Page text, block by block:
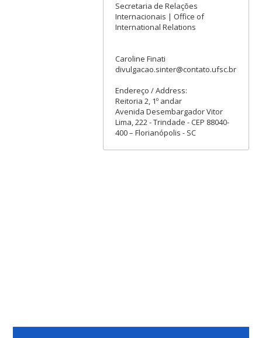
Secretaria de Relações
Internacionais | Office of
International Relations
Caroline Finati
divulgacao.sinter@contato.ufsc.br
Endereço / Address:
Reitoria 2, 1º andar
Avenida Desembargador Vitor
Lima, 222 - Trindade - CEP 88040-
400 – Florianópolis - SC